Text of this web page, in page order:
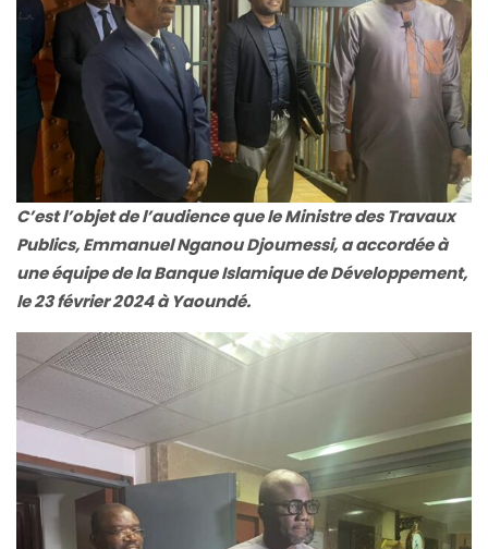
C’est l’objet de l’audience que le Ministre des Travaux
Publics, Emmanuel Nganou Djoumessi, a accordée à
une équipe de la Banque Islamique de Développement,
le 23 février 2024 à Yaoundé.